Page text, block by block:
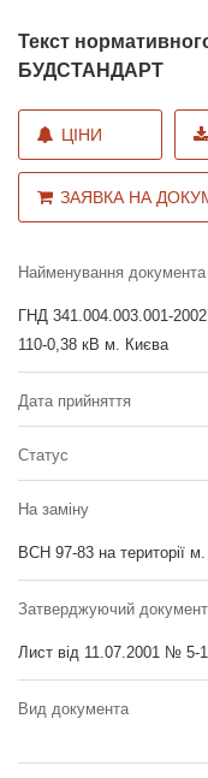
Текст
БУДСТАНДАРТ
ЦІНИ
ЗАЯВКА НА
Найменування документа
ГНД 341.004.003.001-2002
110-0,38 кВ м. Києва
Дата прийняття
Статус
На заміну
ВСН 97-83 на території
Затверджуючий документ
Лист від 11.07.2001 № 5-
Вид документа